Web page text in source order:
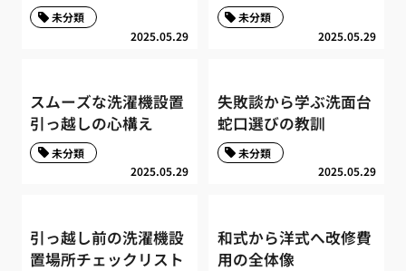
2025.05.29
未分類
2025.05.29
未分類
スムーズな洗濯機設置
引っ越しの心構え
2025.05.29
未分類
失敗談から学ぶ洗面台
蛇口選びの教訓
2025.05.29
未分類
引っ越し前の洗濯機設
置場所チェックリスト
和式から洋式へ改修費
用の全体像